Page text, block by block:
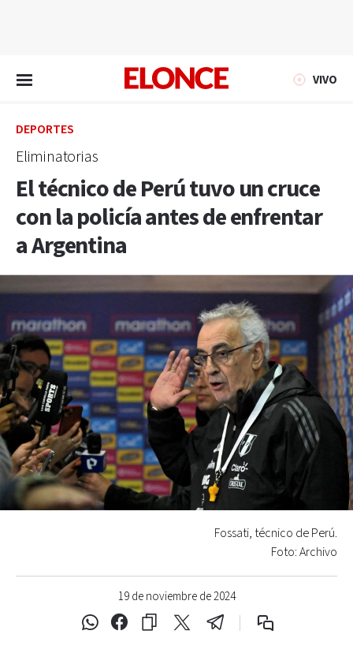
VIVO
DEPORTES
Eliminatorias
El técnico de Perú tuvo un cruce
con la policía antes de enfrentar
a Argentina
19 de noviembre de 2024
Fossati, técnico de Perú.
Foto: Archivo